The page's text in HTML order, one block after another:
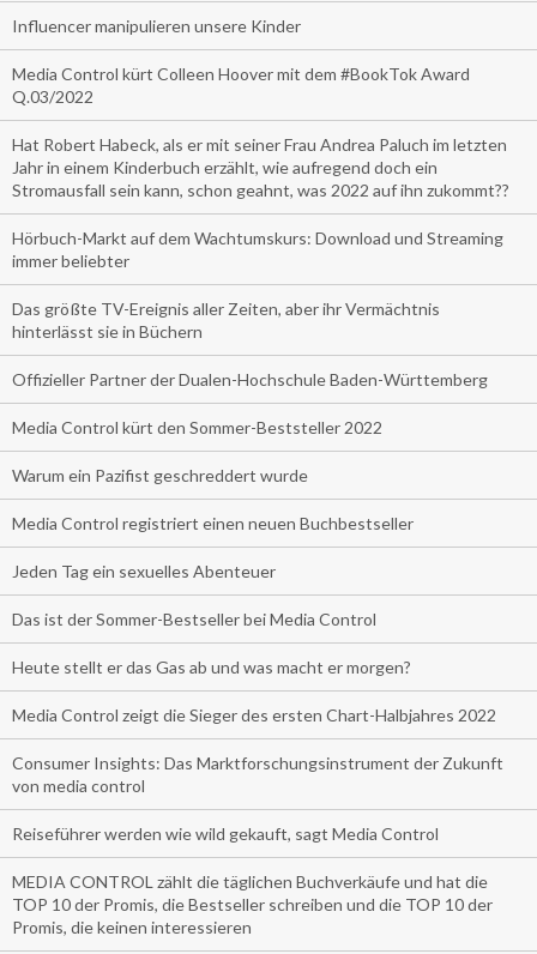
Influencer manipulieren unsere Kinder
Media Control kürt Colleen Hoover mit dem #BookTok Award
Q.03/2022
Hat Robert Habeck, als er mit seiner Frau Andrea Paluch im letzten
Jahr in einem Kinderbuch erzählt, wie aufregend doch ein
Stromausfall sein kann, schon geahnt, was 2022 auf ihn zukommt??
Hörbuch-Markt auf dem Wachtumskurs: Download und Streaming
immer beliebter
Das größte TV-Ereignis aller Zeiten, aber ihr Vermächtnis
hinterlässt sie in Büchern
Offizieller Partner der Dualen-Hochschule Baden-Württemberg
Media Control kürt den Sommer-Beststeller 2022
Warum ein Pazifist geschreddert wurde
Media Control registriert einen neuen Buchbestseller
Jeden Tag ein sexuelles Abenteuer
Das ist der Sommer-Bestseller bei Media Control
Heute stellt er das Gas ab und was macht er morgen?
Media Control zeigt die Sieger des ersten Chart-Halbjahres 2022
Consumer Insights: Das Marktforschungsinstrument der Zukunft
von media control
Reiseführer werden wie wild gekauft, sagt Media Control
MEDIA CONTROL zählt die täglichen Buchverkäufe und hat die
TOP 10 der Promis, die Bestseller schreiben und die TOP 10 der
Promis, die keinen interessieren